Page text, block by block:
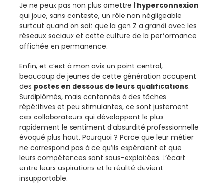
Je ne peux pas non plus omettre l’hyperconnexion
qui joue, sans conteste, un rôle non négligeable,
surtout quand on sait que la gen Z a grandi avec les
réseaux sociaux et cette culture de la performance
affichée en permanence.
Enfin, et c’est à mon avis un point central,
beaucoup de jeunes de cette génération occupent
des postes en dessous de leurs qualifications.
Surdiplômés, mais cantonnés à des tâches
répétitives et peu stimulantes, ce sont justement
ces collaborateurs qui développent le plus
rapidement le sentiment d’absurdité professionnelle
évoqué plus haut. Pourquoi ? Parce que leur métier
ne correspond pas à ce qu’ils espéraient et que
leurs compétences sont sous-exploitées. L’écart
entre leurs aspirations et la réalité devient
insupportable.